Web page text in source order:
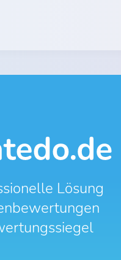
Lösung